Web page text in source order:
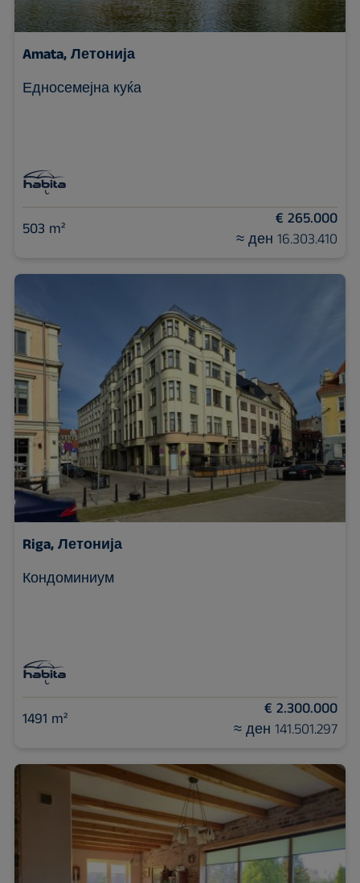
Amata, Летонија
Едносемејна куќа
503 m²
€ 265.000
≈ ден 16.303.410
Riga, Летонија
Кондоминиум
1491 m²
€ 2.300.000
≈ ден 141.501.297